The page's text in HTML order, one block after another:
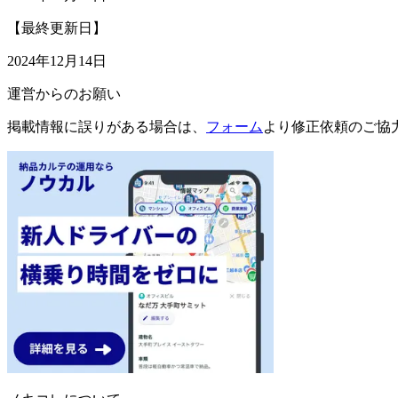
【最終更新日】
2024年12月14日
運営からのお願い
掲載情報に誤りがある場合は、 フォーム より修正依頼のご協